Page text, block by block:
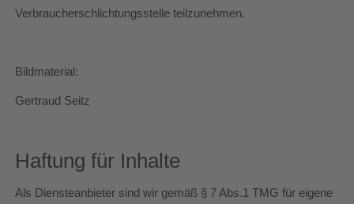
Verbraucherschlichtungsstelle teilzunehmen.
Bildmaterial:
Gertraud Seitz
Haftung für Inhalte
Als Diensteanbieter sind wir gemäß § 7 Abs.1 TMG für eigene